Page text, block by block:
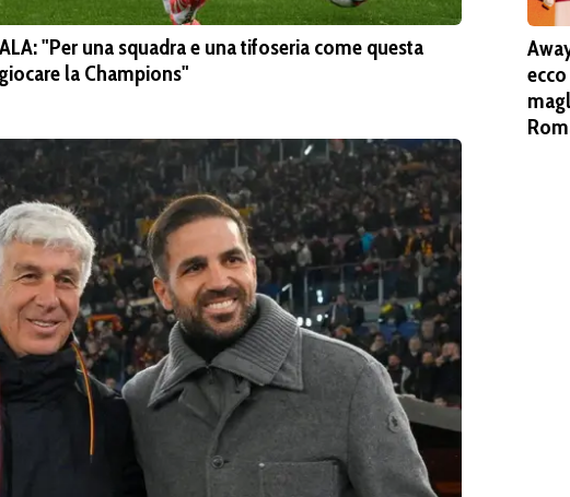
"Per una squadra e una tifoseria come questa
la Champions"